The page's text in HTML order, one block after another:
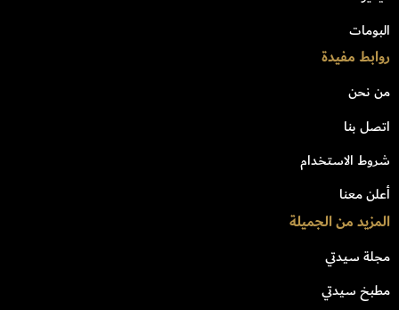
البومات
روابط مفيدة
من نحن
اتصل بنا
شروط الاستخدام
أعلن معنا
المزيد من الجميلة
مجلة سيدتي
مطبخ سيدتي